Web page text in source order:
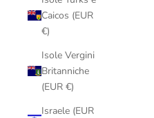
Caicos (EUR
€)
Isole Vergini
Britanniche
(EUR €)
Israele (EUR